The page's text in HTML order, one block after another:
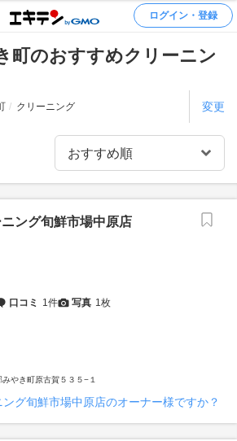
ログイン・登録
町のおすすめクリーニン
クリーニング 変更
ング旬鮮市場中原店
口コミ 1件 写真 1枚
やき町原古賀５３５−１
グ旬鮮市場中原店のオーナー様ですか？